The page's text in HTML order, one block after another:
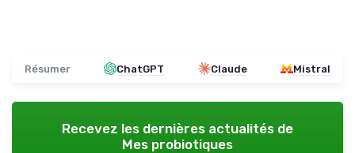
Résumer ChatGPT Claude Mistral
Recevez les dernières actualités de
Mes probiotiques